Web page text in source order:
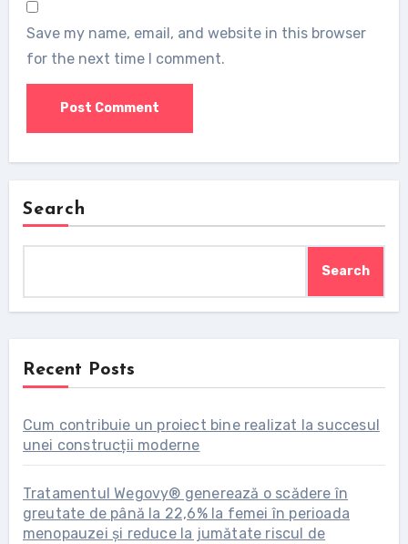
Save my name, email, and website in this browser
for the next time I comment.
Search
Search
Recent Posts
Cum contribuie un proiect bine realizat la succesul
unei construcții moderne
Tratamentul Wegovy® generează o scădere în
greutate de până la 22,6% la femei în perioada
menopauzei și reduce la jumătate riscul de